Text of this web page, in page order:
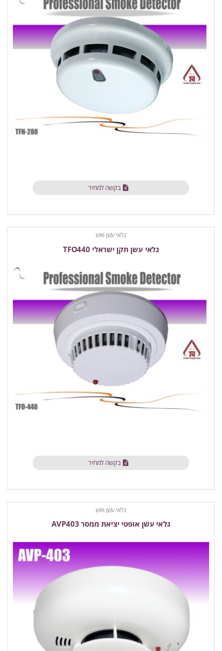
בקשה למחיר
גלאי עשן ואש
גלאי עשן תקן ישראלי TFO440
בקשה למחיר
גלאי עשן ואש
גלאי עשן אופטי יציאת ממסר AVP403